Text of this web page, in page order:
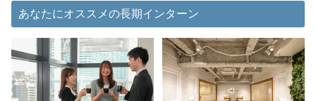
あなたにオススメの長期インターン